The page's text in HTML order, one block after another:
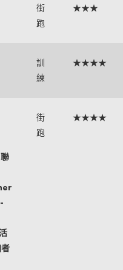
街
跑
★★★
訓
練
★★★★
街
跑
★★★★